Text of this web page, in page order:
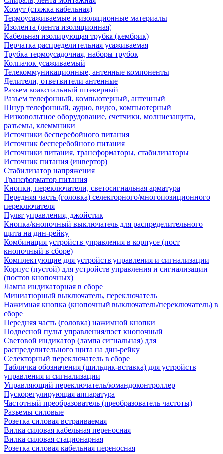
Хомут (стяжка кабельная)
Термоусаживаемые и изоляционные материалы
Изолента (лента изоляционная)
Кабельная изолирующая трубка (кембрик)
Перчатка распределительная усаживаемая
Трубка термоусадочная, наборы трубок
Колпачок усаживаемый
Телекоммуникационные, антенные компоненты
Делители, ответвители антенные
Разъем коаксиальный штекерный
Разъем телефонный, компьютерный, антенный
Шнур телефонный, аудио, видео, компьютерный
Низковольтное оборудование, счетчики, молниезащита,
разъемы, клеммники
Источники бесперебойного питания
Источник бесперебойного питания
Источники питания, трансформаторы, стабилизаторы
Источник питания (инвертор)
Стабилизатор напряжения
Трансформатор питания
Кнопки, переключатели, светосигнальная арматура
Передняя часть (головка) селекторного/многопозиционного
переключателя
Пульт управления, джойстик
Кнопка/кнопочный выключатель для распределительного
щита на дин-рейку
Комбинация устройств управления в корпусе (пост
кнопочный в сборе)
Комплектующие для устройств управления и сигнализации
Корпус (пустой) для устройств управления и сигнализации
(постов кнопочных)
Лампа индикаторная в сборе
Миниатюрный выключатель, переключатель
Нажимная кнопка (кнопочный выключатель/переключатель) в
сборе
Передняя часть (головка) нажимной кнопки
Подвесной пульт управления/пост кнопочный
Световой индикатор (лампа сигнальная) для
распределительного щита на дин-рейку
Селекторный переключатель в сборе
Табличка обозначения (шильдик-вставка) для устройств
управления и сигнализации
Управляющий переключатель/командоконтроллер
Пускорегулирующая аппаратура
Частотный преобразователь (преобразователь частоты)
Разъемы силовые
Розетка силовая встраиваемая
Вилка силовая кабельная переносная
Вилка силовая стационарная
Розетка силовая кабельная переносная